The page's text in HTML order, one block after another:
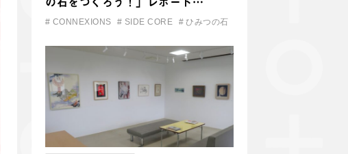
# CONNEXIONS # SIDE CORE # ひみつの石